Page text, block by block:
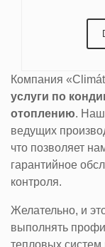
Компания
услуги по
отоплению.
ведущих
что позволяет
гарантийное
контроля.
Желательно, и
выполнять
тепловых систем